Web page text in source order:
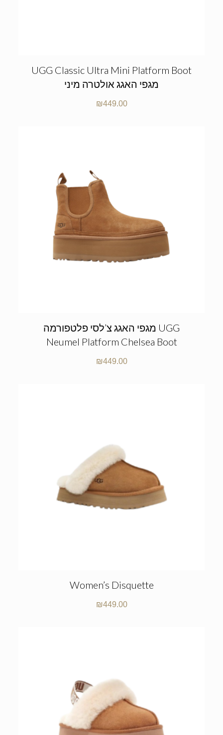
UGG Classic Ultra Mini Platform Boot
מגפי האגג אולטרה מיני
₪449.00
מגפי האגג צ’לסי פלטפורמה UGG
Neumel Platform Chelsea Boot
₪449.00
Women’s Disquette
₪449.00